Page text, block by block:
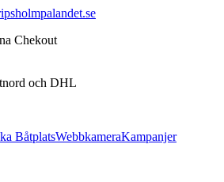
Chekout
och DHL
BåtplatsWebbkameraKampanjer